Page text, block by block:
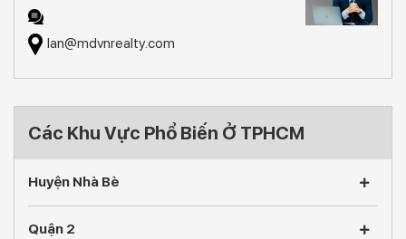
lan@mdvnrealty.com
Các Khu Vực Phổ Biến Ở TPHCM
Huyện Nhà Bè
Quận 2